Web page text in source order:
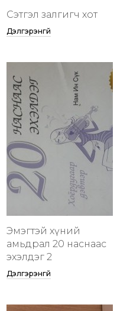
Сэтгэл залгигч хот
Дэлгэрэнгүй
Эмэгтэй хүний
амьдрал 20 наснаас
эхэлдэг 2
Дэлгэрэнгүй